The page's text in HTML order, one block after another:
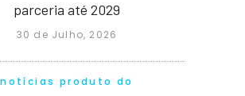
parceria até 2029
30 de Julho, 2026
notícias produto do